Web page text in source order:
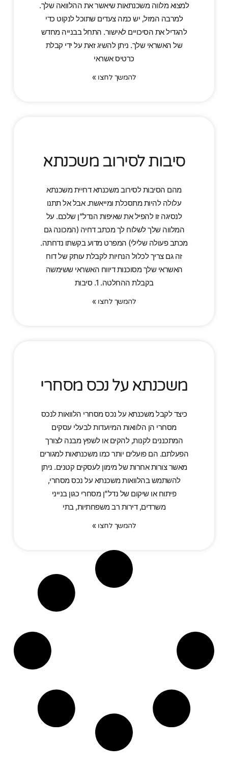
למצוא מלווה משכנתאות שיאשר את ההלוואה שלך.
למרבה המזל, יש כמה צעדים שתוכל לנקוט כדי
להגדיל את הסיכויים לאישור. התחל בבנייה מחדש
של האשראי שלך. ניתן להשיג זאת על ידי קבלת
כרטיס אשראי
להמשך לחצו »
סיבות לסירוב משכנתא
מהם הסיבות לסירוב משכנתא דחיית משכנתא
עלולה להיות מתסכלת ומייאשת. אבל אל תתנו
לנסיגה זו להפיל את שאיפות הנדל"ן שלכם. על
המלווה שלך לשלוח לך מכתב דחיה (המכונה גם
מכתב פעולה שלילי) המפרט מדוע בקשתו נדחתה.
זה גם צריך לכלול הנחיות לקבלת עותק של דוח
האשראי שלך מסוכנות דיווח האשראי ששימשה
בקבלת ההחלטה. 1. סיבות
להמשך לחצו »
משכנתא על נכס מסחרי
כיצד לקבל משכנתא על נכס מסחרי הלוואות לנכס
מסחרי הן הלוואות המיועדות לבעלי עסקים
המתכננים לקנות, להקים או לשפץ מבנה לצורך
הפעלתם. הם פועלים יותר כמו משכנתאות למגורים
מאשר צורות אחרות של מימון לעסקים קטנים. ניתן
להשתמש בהלוואות משכנתא על נכס מסחרי,
פיתוח או שיקום של נדל"ן מסחרי כגון בנייני
משרדים, דירות רב משפחתיות, בתי
להמשך לחצו »